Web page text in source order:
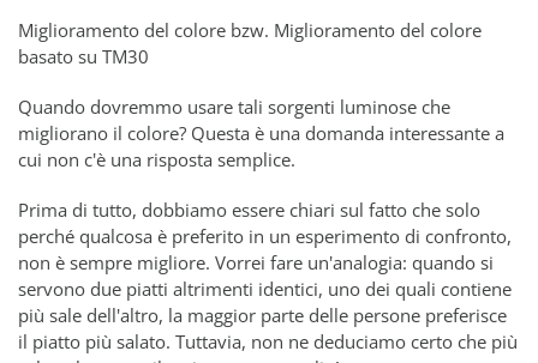
Miglioramento del colore bzw. Miglioramento del colore
basato su TM30
Quando dovremmo usare tali sorgenti luminose che
migliorano il colore? Questa è una domanda interessante a
cui non c'è una risposta semplice.
Prima di tutto, dobbiamo essere chiari sul fatto che solo
perché qualcosa è preferito in un esperimento di confronto,
non è sempre migliore. Vorrei fare un'analogia: quando si
servono due piatti altrimenti identici, uno dei quali contiene
più sale dell'altro, la maggior parte delle persone preferisce
il piatto più salato. Tuttavia, non ne deduciamo certo che più